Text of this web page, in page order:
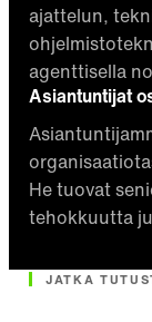
ajattelun,
agenttisella
Asiantuntijat
He tuovat
tehokkuutta
JATKA